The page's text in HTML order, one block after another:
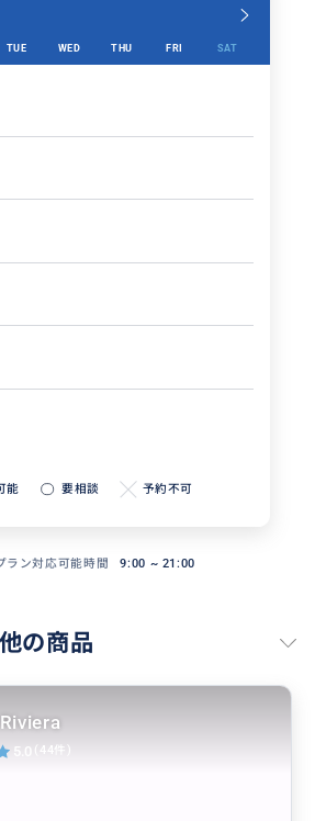
TUE WED THU FRI SAT
能 要相談 予約不可
ラン対応可能時間 9:00 ~ 21:00
の商品
5.0 (44件)